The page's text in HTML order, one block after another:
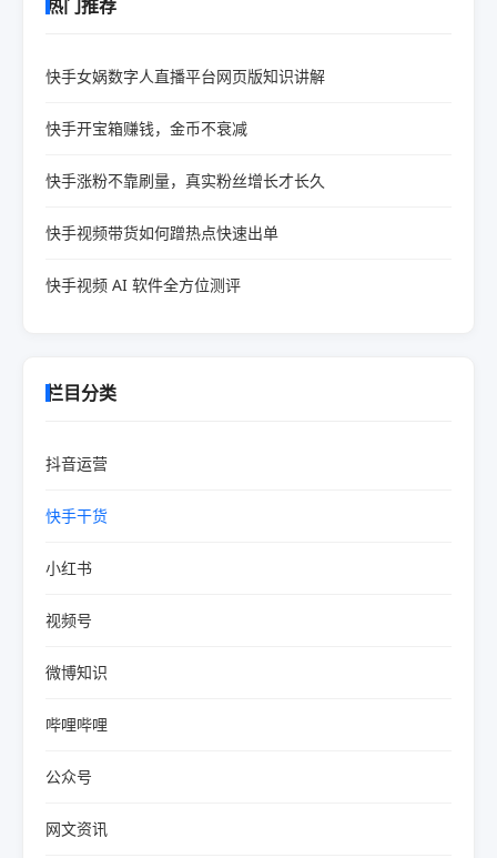
热门推荐
快手女娲数字人直播平台网页版知识讲解
快手开宝箱赚钱，金币不衰减
快手涨粉不靠刷量，真实粉丝增长才长久
快手视频带货如何蹭热点快速出单
快手视频 AI 软件全方位测评
栏目分类
抖音运营
快手干货
小红书
视频号
微博知识
哔哩哔哩
公众号
网文资讯